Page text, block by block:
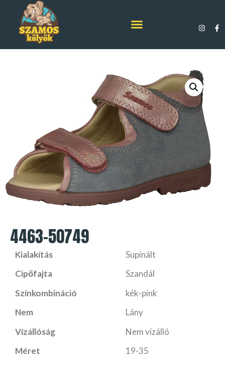
4463-50749
Kialakítás
Supinált
Cipőfajta
Szandál
Színkombináció
kék-pink
Nem
Lány
Vízállóság
Nem vízálló
Méret
19-35